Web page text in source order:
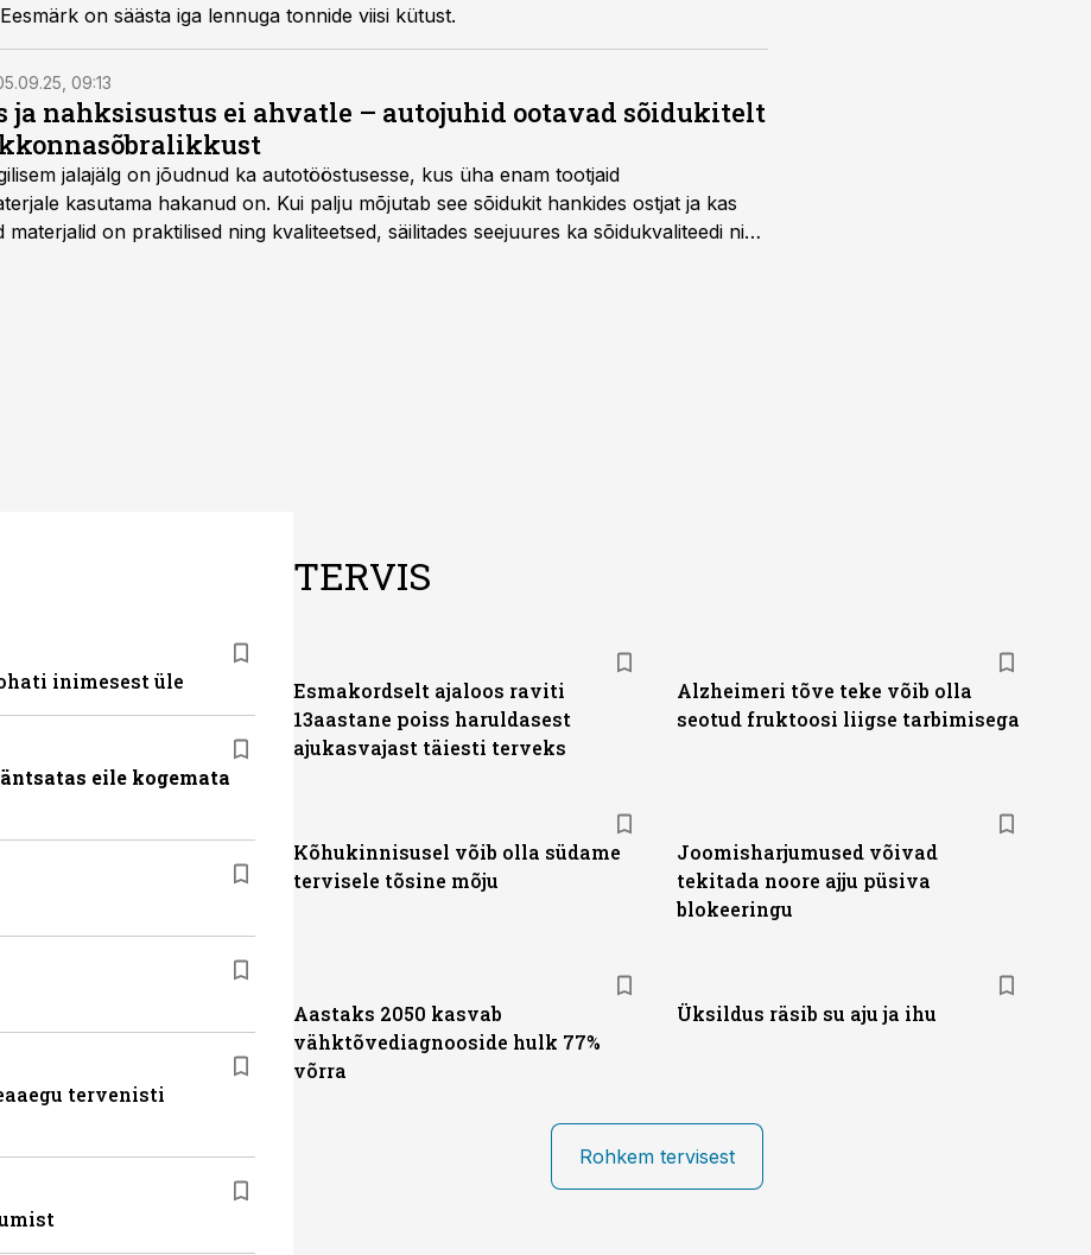
on säästa iga lennuga tonnide viisi kütust.
09:13
nahksisustus ei ahvatle – autojuhid ootavad sõidukitelt
jalajälg on jõudnud ka autotööstusesse, kus üha enam tootjaid
kasutama hakanud on. Kui palju mõjutab see sõidukit hankides ostjat ja kas
on praktilised ning kvaliteetsed, säilitades seejuures ka sõidukvaliteedi ning
inimesest üle
eile kogemata
tervenisti
TERVIS
Esmakordselt ajaloos raviti
13aastane poiss haruldasest
ajukasvajast täiesti terveks
Alzheimeri tõve teke võib olla
seotud fruktoosi liigse tarbimisega
Kõhukinnisusel võib olla südame
tervisele tõsine mõju
Joomisharjumused võivad
tekitada noore ajju püsiva
blokeeringu
Aastaks 2050 kasvab
vähktõvediagnooside hulk 77%
võrra
Üksildus räsib su aju ja ihu
Rohkem tervisest